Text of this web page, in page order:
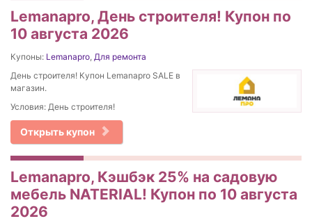
Lemanapro, День строителя! Купон по
10 августа 2026
Купоны: Lemanapro, Для ремонта
День строителя! Купон Lemanapro SALE в
магазин.
Условия: День строителя!
Открыть купон
Lemanapro, Кэшбэк 25% на садовую
мебель NATERIAL! Купон по 10 августа
2026